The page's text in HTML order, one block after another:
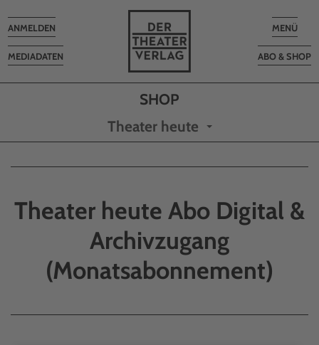
Toggle
MENÜ
ABO & SHOP
MEDIADATEN
Toggle
navigation
ANMELDEN
Theater heute
Theater heute Abo Digital &
Archivzugang
(Monatsabonnement)